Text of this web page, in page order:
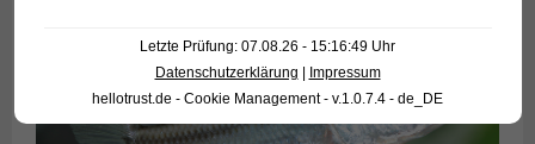
Letzte Prüfung: 07.08.26 - 15:16:49 Uhr
Datenschutzerklärung | Impressum
hellotrust.de - Cookie Management - v.1.0.7.4 - de_DE